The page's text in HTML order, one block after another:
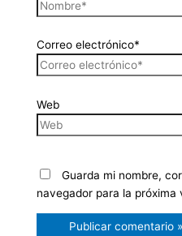
Correo electrónico*
Web
Guarda mi nombre,
navegador para la próxima